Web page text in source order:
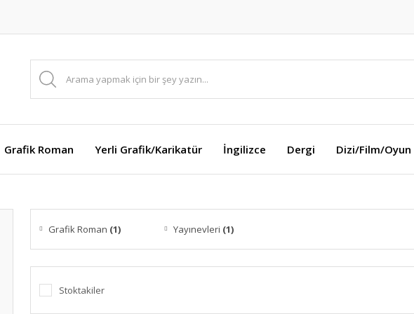
Grafik Roman Yerli Grafik/Karikatür İngilizce Dergi Dizi/Film/Oyun
Grafik Roman (1) Yayınevleri (1)
Stoktakiler